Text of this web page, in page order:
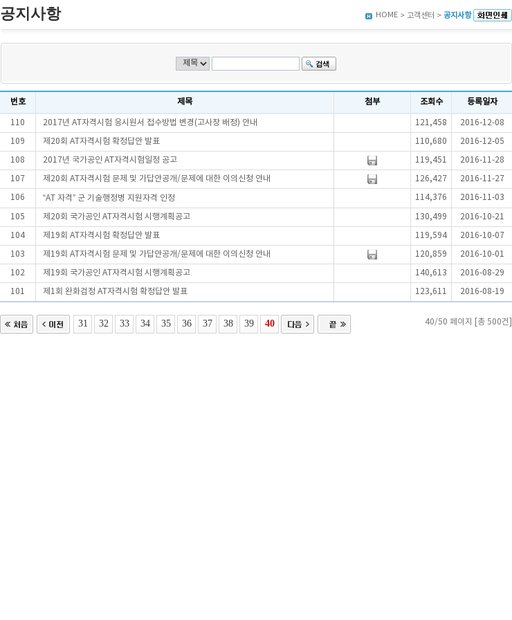
공지사항 HOME > 고객센터 > 공지사항
번호 제목 첨부 조회수 등록일자
110 2017년 AT자격시험 응시원서 접수방법 변경(고사장 배정) 안내 121,458 2016-12-08
109 제20회 AT자격시험 확정답안 발표 110,680 2016-12-05
108 2017년 국가공인 AT자격시험일정 공고 119,451 2016-11-28
107 제20회 AT자격시험 문제 및 가답안공개/문제에 대한 이의신청 안내 126,427 2016-11-27
106 “AT 자격” 군 기술행정병 지원자격 인정 114,376 2016-11-03
105 제20회 국가공인 AT자격시험 시행계획공고 130,499 2016-10-21
104 제19회 AT자격시험 확정답안 발표 119,594 2016-10-07
103 제19회 AT자격시험 문제 및 가답안공개/문제에 대한 이의신청 안내 120,859 2016-10-01
102 제19회 국가공인 AT자격시험 시행계획공고 140,613 2016-08-29
101 제1회 완화검정 AT자격시험 확정답안 발표 123,611 2016-08-19
31 32 33 34 35 36 37 38 39 40 40/50 페이지 [총 500건]